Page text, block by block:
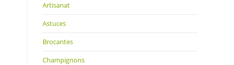
Artisanat
Astuces
Brocantes
Champignons